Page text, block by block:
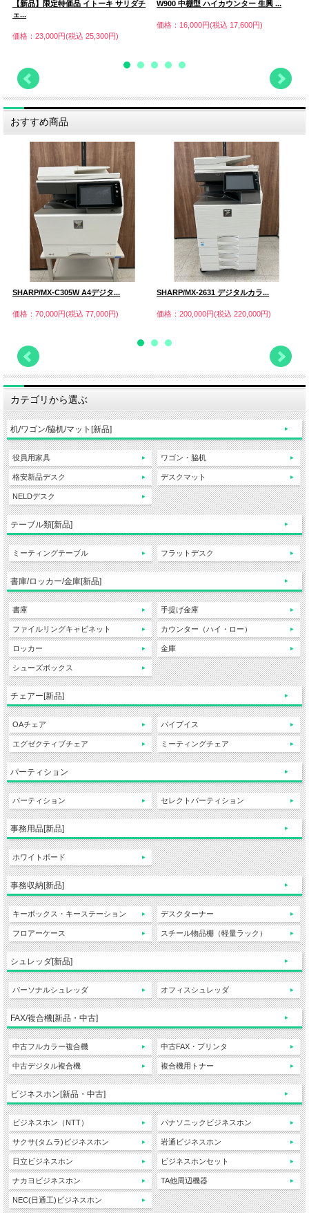
【新品】限定特価品 イトーキ サリダチ
ェ...
価格：23,000円(税込 25,300円)
W900 中棚型 ハイカウンター 生興 ...
価格：16,000円(税込 17,600円)
おすすめ商品
SHARP/MX-C305W A4デジタ...
価格：70,000円(税込 77,000円)
SHARP/MX-2631 デジタルカラ...
価格：200,000円(税込 220,000円)
カテゴリから選ぶ
机/ワゴン/脇机/マット[新品]
役員用家具
格安新品デスク
NELDデスク
ワゴン・脇机
デスクマット
テーブル類[新品]
ミーティングテーブル フラットデスク
書庫/ロッカー/金庫[新品]
書庫
ファイルリングキャビネット
ロッカー
シューズボックス
手提げ金庫
カウンター（ハイ・ロー）
金庫
チェアー[新品]
OAチェア
エグゼクティブチェア
パイプイス
ミーティングチェア
パーティション
パーティション セレクトパーティション
事務用品[新品]
ホワイトボード
事務収納[新品]
キーボックス・キーステーション
フロアーケース
デスクターナー
スチール物品棚（軽量ラック）
シュレッダ[新品]
パーソナルシュレッダ オフィスシュレッダ
FAX/複合機[新品・中古]
中古フルカラー複合機
中古デジタル複合機
中古FAX・プリンタ
複合機用トナー
ビジネスホン[新品・中古]
ビジネスホン（NTT）
サクサ(タムラ)ビジネスホン
日立ビジネスホン
ナカヨビジネスホン
NEC(日通工)ビジネスホン
パナソニックビジネスホン
岩通ビジネスホン
ビジネスホンセット
TA他周辺機器